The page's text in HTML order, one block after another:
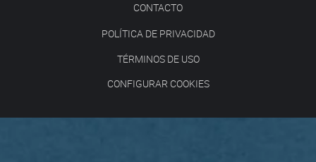
CONTACTO
POLÍTICA DE PRIVACIDAD
TÉRMINOS DE USO
CONFIGURAR COOKIES